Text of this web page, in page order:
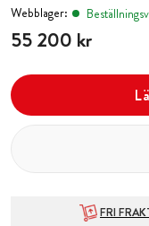
Webblager:
Pris :55 200 kr
55 200 kr
FRI